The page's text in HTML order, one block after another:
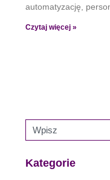
automatyzację,
Czytaj więcej »
Kategorie